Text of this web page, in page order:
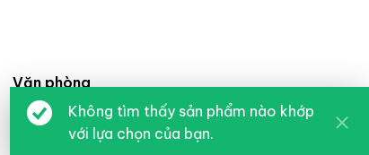
Không tìm thấy sản phẩm nào khớp
với lựa chọn của bạn.
Văn phòng
Tòa nhà VCC, 69/1/3 đường
Nguyễn Gia Trí, Quận Bình Thạnh,